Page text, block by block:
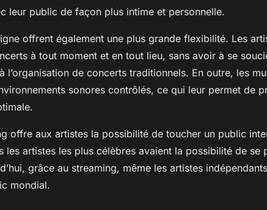
leur public de façon plus intime et personnelle.
offrent également une plus grande flexibilité. Les
à tout moment et en tout lieu, sans avoir à se
l’organisation de concerts traditionnels. En outre, les
sonores contrôlés, ce qui leur permet de
offre aux artistes la possibilité de toucher un public
les artistes les plus célèbres avaient la possibilité de se
grâce au streaming, même les artistes
mondial.